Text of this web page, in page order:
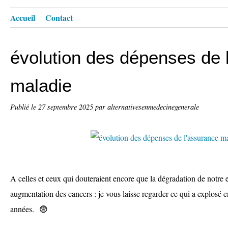
Accueil Contact
évolution des dépenses de
maladie
Publié le 27 septembre 2025 par alternativesenmedecinegenerale
A celles et ceux qui douteraient encore que la dégradation de notre
augmentation des cancers : je vous laisse regarder ce qui a explosé
années. 😨